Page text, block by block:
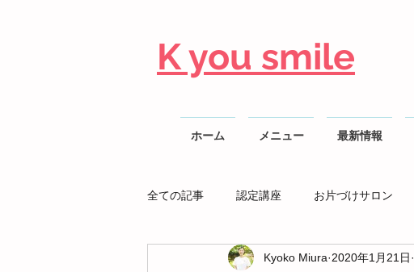
K you smile
ホーム メニュー 最新情報
全ての記事 認定講座 お片づけサロン
整理収納AD勉強会Kyoko Miura 2020年1月21日